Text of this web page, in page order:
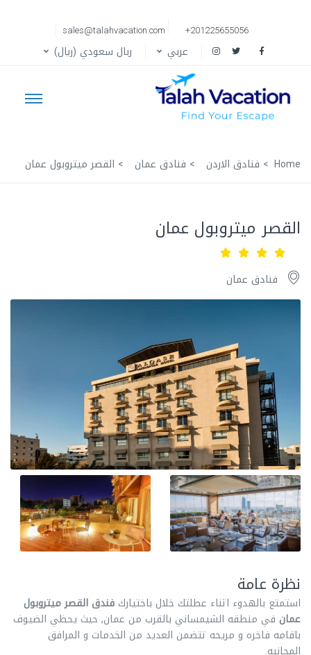
+201225655056
sales@talahvacation.com
عربي ربال سعودي (ريال)
Home فنادق الاردن فنادق عمان القصر ميتروبول عمان
القصر ميتروبول عمان
فنادق عمان
نظرة عامة
استمتع بالهدوء اثناء عطلتك خلال باختيارك فندقالقصر ميتروبول
عمان في منطقه الشيمساني بالقرب من عمان, حيث يحظي الضيوف
باقامه فاخره و مريحه تتضمن العديد من الخدمات و المرافق